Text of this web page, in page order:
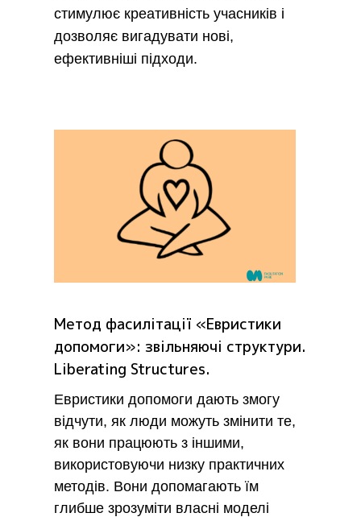
стимулює креативність учасників і
дозволяє вигадувати нові,
ефективніші підходи.
Метод фасилітації «Евристики
допомоги»: звільняючі структури.
Liberating Structures.
Евристики допомоги дають змогу
відчути, як люди можуть змінити те,
як вони працюють з іншими,
використовуючи низку практичних
методів. Вони допомагають їм
глибше зрозуміти власні моделі